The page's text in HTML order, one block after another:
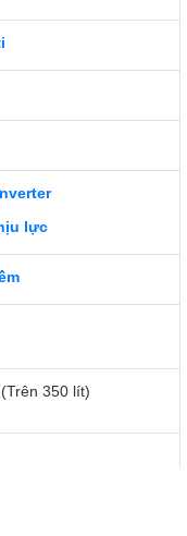
bị trước, không lo
đá trước hoặc lo
trong quá trình sử
đá luôn sẵn sàng khi
thời, chỉ với một
sinh đường nước,
quá trình sử dụng.
lực
350 lít)